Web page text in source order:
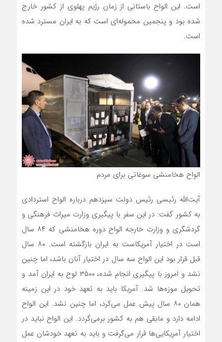
است. این الواح باستانی از زمان رژیم پهلوی از کشور خارج
شده بود و پنجمین محموله‌ای است که به ایران مسترد شده
است.
الواح هخامنشی سوغاتی برای مردم
آیت‌الله رئیسی رئیس دولت سیزدهم درباره الواح استردادی
به کشور گفت: در این سفر با پیگیری وزارت میراث فرهنگی و
گردشگری و وزارت خارجه الواح دوره هخامنشی که ۸۴ سال
است در اختیار آمریکاست به ایران بازگشته است. ۸۰ سال
قبل قرار بود این الواح سه سال در اختیار آنان باشد، اما چنین
نشد و امروز با پیگیری انجام شده، ۳۵۰۰ لوح به ایران آمد و
تحویل موزه‌ها شد. آمریکا باید به تعهد خود در این زمینه
همان ۸۰ سال پیش عمل می‌کرد، اما چنین نشد. این الواح
ادامه دارد و مابقی هم به کشور برمی‌گردد. این الواح نباید در
اختیار آمریکایی‌ها قرار می‌گرفت و باید به تعهد خودشان عمل